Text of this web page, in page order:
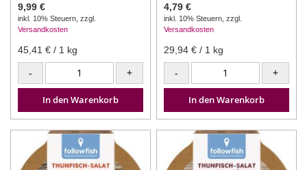
9,99 €
inkl. 10% Steuern zzgl.
Versandkosten
45,41 € / 1 kg
- +
In den Warenkorb
4,79 €
inkl. 10% Steuern ,zzgl.
Versandkosten
29,94 € / 1 kg
- +
In den Warenkorb